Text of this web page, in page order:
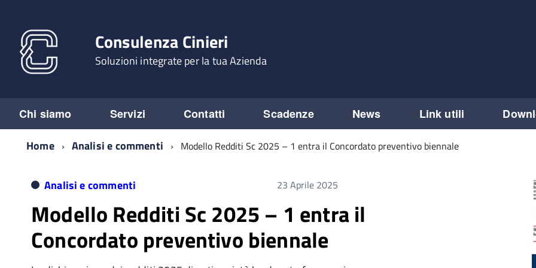
Consulenza Cinieri
Soluzioni integrate per la tua Azienda
Chi siamo Servizi Contatti Scadenze News Link utili
Home Analisi e commenti Modello Redditi Sc 2025 – 1 entra il Concordato preventivo biennale
Analisi e commenti 23 Aprile 2025
Modello Redditi Sc 2025 – 1 entra il
Concordato preventivo biennale